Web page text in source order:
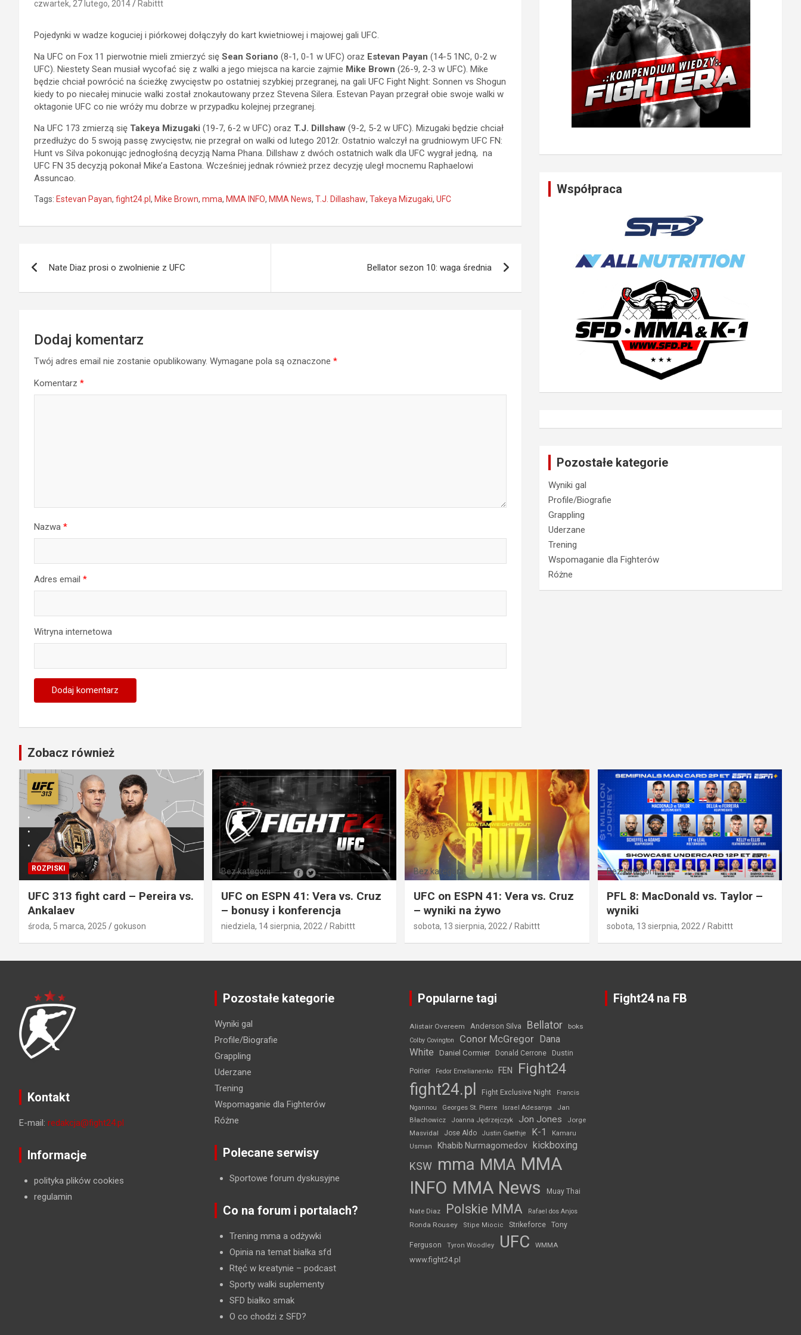
czwartek, 27 lutego, 2014 Rabittt
Pojedynki w wadze koguciej i piórkowej dołączyły do kart kwietniowej i majowej gali UFC.
Na UFC on Fox 11 pierwotnie mieli zmierzyć się Sean Soriano (8-1, 0-1 w UFC) oraz Estevan Payan (14-5 1NC, 0-2 w
UFC). Niestety Sean musiał wycofać się z walki a jego miejsca na karcie zajmie Mike Brown (26-9, 2-3 w UFC). Mike
będzie chciał powrócić na ścieżkę zwycięstw po ostatniej szybkiej przegranej, na gali UFC Fight Night: Sonnen vs Shogun
kiedy to po niecałej minucie walki został znokautowany przez Stevena Silera. Estevan Payan przegrał obie swoje walki w
oktagonie UFC co nie wróży mu dobrze w przypadku kolejnej przegranej.
Na UFC 173 zmierzą się Takeya Mizugaki (19-7, 6-2 w UFC) oraz T.J. Dillshaw (9-2, 5-2 w UFC). Mizugaki będzie chciał
przedłużyc do 5 swoją passę zwycięstw, nie przegrał on walki od lutego 2012r. Ostatnio walczył na grudniowym UFC FN:
Hunt vs Silva pokonując jednogłośną decyzją Nama Phana. Dillshaw z dwóch ostatnich walk dla UFC wygrał jedną, na
UFC FN 35 decyzją pokonał Mike’a Eastona. Wcześniej jednak również przez decyzję uległ mocnemu Raphaelowi
Assuncao.
Tags: Estevan Payan, fight24.pl , Mike Brown, mma, MMA INFO, MMA News, T.J. Dillashaw, Takeya Mizugaki, UFC
wpisu
Nate Diaz prosi o zwolnienie z UFC Bellator sezon 10: waga średnia
Dodaj komentarz
Twój adres email nie zostanie opublikowany. Wymagane pola są oznaczone *
Komentarz *
Nazwa *
Adres email *
Witryna internetowa
Współpraca
Pozostałe kategorie
Wyniki gal
Profile/Biografie
Grappling
Uderzane
Trening
Wspomaganie dla Fighterów
Różne
Zobacz również
ROZPISKI
UFC 313 fight card – Pereira vs.
Ankalaev
środa, 5 marca, 2025 gokuson
Bez kategorii
UFC on ESPN 41: Vera vs. Cruz
– bonusy i konferencja
niedziela, 14 sierpnia, 2022 Rabittt
Bez kategorii
UFC on ESPN 41: Vera vs. Cruz
– wyniki na żywo
sobota, 13 sierpnia, 2022 Rabittt
Bez kategorii
PFL 8: MacDonald vs. Taylor –
wyniki
sobota, 13 sierpnia, 2022 Rabittt
Kontakt
E-mail: redakcja@fight24.pl
Informacje
polityka plików cookies
regulamin
Pozostałe kategorie
Wyniki gal
Profile/Biografie
Grappling
Uderzane
Trening
Wspomaganie dla Fighterów
Różne
Polecane serwisy
Sportowe forum dyskusyjne
Co na forum i portalach?
Trening mma a odżywki
Opinia na temat białka sfd
Rtęć w kreatynie – podcast
Sporty walki suplementy
SFD białko smak
O co chodzi z SFD?
Popularne tagi
Alistair Overeem Anderson Silva Bellator boks
Colby Covington Conor McGregor Dana
White
Daniel Cormier Donald Cerrone Dustin
Poirier Fedor Emelianenko FEN Fight24
fight24.pl Fight Exclusive Night
Francis
Ngannou
Georges St. Pierre Israel Adesanya
Jan
Błachowicz
Joanna Jędrzejczyk Jon Jones
Jorge
Masvidal
Jose Aldo Justin Gaethje K-1
Kamaru
Usman
Khabib Nurmagomedov kickboxing
KSW mma MMA MMA
INFO MMA News Muay Thai
Nate Diaz Polskie MMA Rafael dos Anjos
Ronda Rousey Stipe Miocic Strikeforce Tony
Ferguson Tyron Woodley UFC WMMA
www.fight24.pl
Fight24 na FB